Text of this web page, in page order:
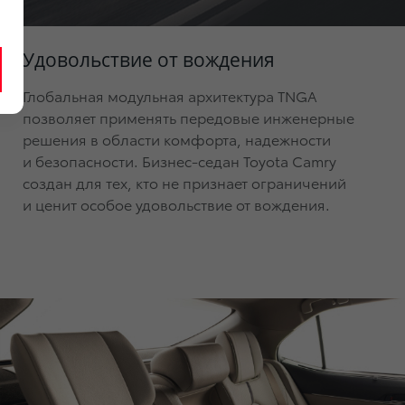
Удовольствие от вождения
Глобальная модульная архитектура TNGA
позволяет применять передовые инженерные
решения в области комфорта, надежности
и безопасности. Бизнес-седан Toyota Camry
создан для тех, кто не признает ограничений
и ценит особое удовольствие от вождения.